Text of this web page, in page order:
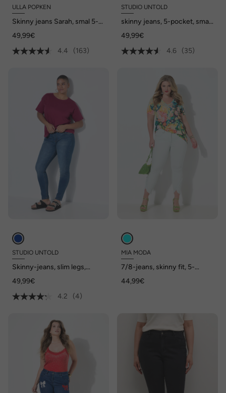
ULLA POPKEN
Skinny jeans Sarah, smal 5-
49,99€
4.4
(163)
STUDIO UNTOLD
skinny jeans, 5-pocket, smal
49,99€
4.6
(35)
STUDIO UNTOLD
Skinny-jeans, slim legs,
49,99€
4.2
(4)
MIA MODA
7/8-jeans, skinny fit, 5-
44,99€